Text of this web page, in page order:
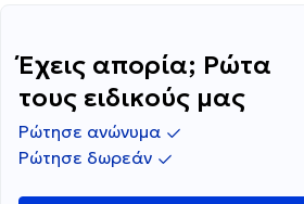
φαρμακο; Ευχαριστω εκ των
Έχεις απορία; Ρώτα
τους ειδικούς μας
Ρώτησε ανώνυμα
Ρώτησε δωρεάν